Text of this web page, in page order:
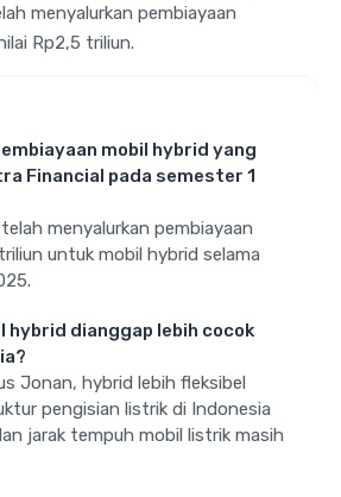
menyalurkan pembiayaan
Rp2,5 triliun.
mobil hybrid yang
Financial pada semester 1
menyalurkan pembiayaan
untuk mobil hybrid selama
hybrid dianggap lebih cocok
Jonan, hybrid lebih fleksibel
pengisian listrik di Indonesia
jarak tempuh mobil listrik masih